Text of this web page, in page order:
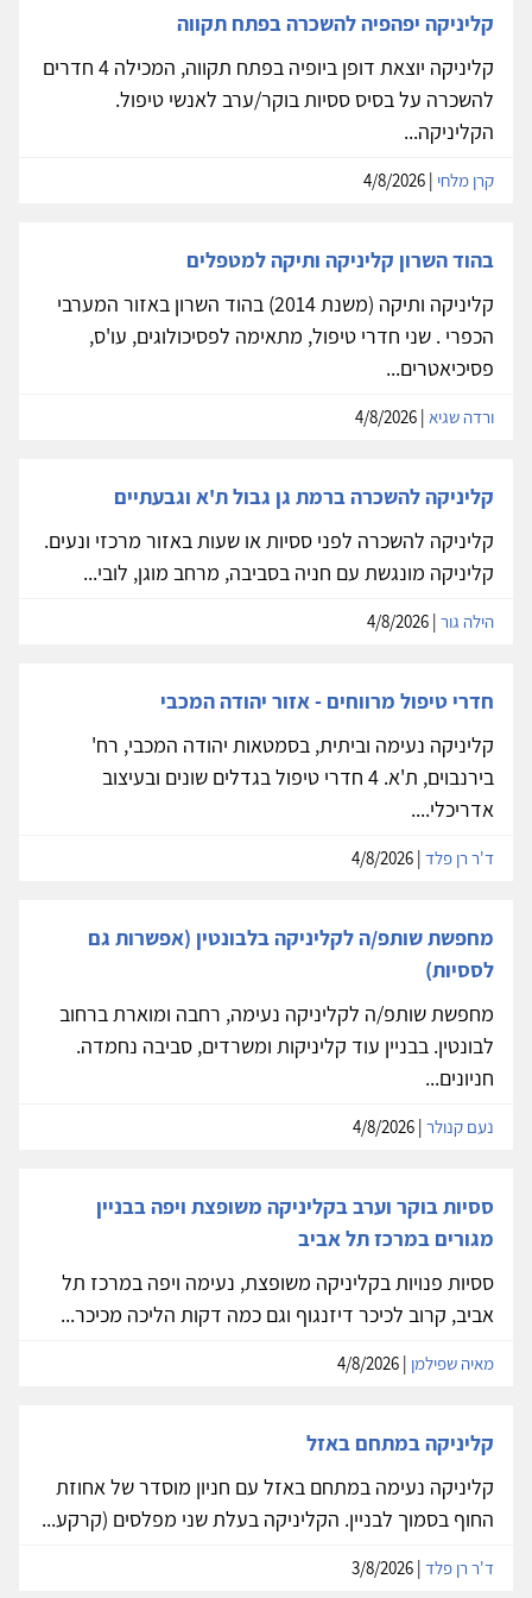
קליניקה יפהפיה להשכרה בפתח תקווה
קליניקה יוצאת דופן ביופיה בפתח תקווה, המכילה 4 חדרים
להשכרה על בסיס ססיות בוקר/ערב לאנשי טיפול.
הקליניקה...
קרן מלחי
בהוד השרון קליניקה ותיקה למטפלים
קליניקה ותיקה (משנת 2014) בהוד השרון באזור המערבי
הכפרי . שני חדרי טיפול, מתאימה לפסיכולוגים, עו'ס,
פסיכיאטרים...
ורדה שגיא
קליניקה להשכרה ברמת גן גבול ת'א וגבעתיים
קליניקה להשכרה לפני ססיות או שעות באזור מרכזי ונעים.
קליניקה מונגשת עם חניה בסביבה, מרחב מוגן, לובי...
הילה גור
חדרי טיפול מרווחים - אזור יהודה המכבי
קליניקה נעימה וביתית, בסמטאות יהודה המכבי, רח'
בירנבוים, ת'א. 4 חדרי טיפול בגדלים שונים ובעיצוב
אדריכלי....
ד'ר רן פלד
מחפשת שותפ/ה לקליניקה בלבונטין (אפשרות גם
לססיות)
מחפשת שותפ/ה לקליניקה נעימה, רחבה ומוארת ברחוב
לבונטין. בבניין עוד קליניקות ומשרדים, סביבה נחמדה.
חניונים...
נעם קנולר
ססיות בוקר וערב בקליניקה משופצת ויפה בבניין
מגורים במרכז תל אביב
ססיות פנויות בקליניקה משופצת, נעימה ויפה במרכז תל
אביב, קרוב לכיכר דיזנגוף וגם כמה דקות הליכה מכיכר...
מאיה שפילמן
קליניקה במתחם באזל
קליניקה נעימה במתחם באזל עם חניון מוסדר של אחוזת
החוף בסמוך לבניין. הקליניקה בעלת שני מפלסים (קרקע...
ד'ר רן פלד